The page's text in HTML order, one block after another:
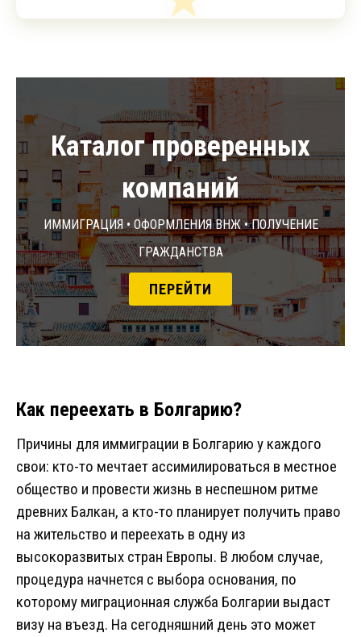
Каталог проверенных
компаний
Иммиграция • Оформления ВНЖ • Получение
гражданства
ПЕРЕЙТИ
Как переехать в Болгарию?
Причины для иммиграции в Болгарию у каждого
свои: кто-то мечтает ассимилироваться в местное
общество и провести жизнь в неспешном ритме
древних Балкан, а кто-то планирует получить право
на жительство и переехать в одну из
высокоразвитых стран Европы. В любом случае,
процедура начнется с выбора основания, по
которому миграционная служба Болгарии выдаст
визу на въезд. На сегодняшний день это может